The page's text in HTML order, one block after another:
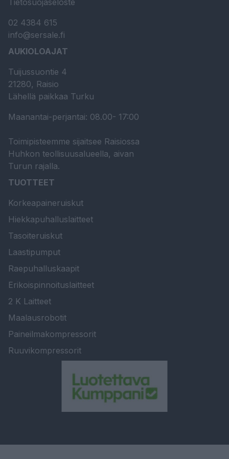
Tietosuojaseloste
02 4384 615
info@sersale.fi
AUKIOLOAJAT
Tuijussuontie 4
21280, Raisio
Lähellä paikkaa Turku
Maanantai-perjantai: 08.00- 17:00
Toimipisteemme sijaitsee Raisiossa
Huhkon teollisuusalueella, aivan
Turun rajalla.
TUOTTEET
Korkeapaineruiskut
Hiekkapuhalluslaitteet
Tasoiteruiskut
Laastipumput
Raepuhalluskaapit
Erikoispinnoituslaitteet
2 K Laitteet
Maalausrobotit
Paineilmakompressorit
Ruuvikompressorit